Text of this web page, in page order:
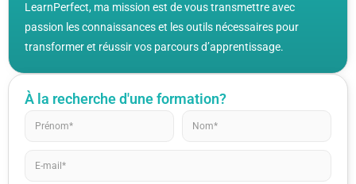
LearnPerfect, ma mission est de vous transmettre avec
passion les connaissances et les outils nécessaires pour
transformer et réussir vos parcours d’apprentissage.
À la recherche d'une formation?